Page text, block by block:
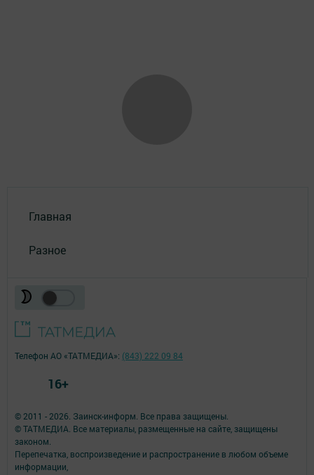
Главная
Разное
© 2011 - 2026. Заинск-информ. Все права защищены.
© ТАТМЕДИА. Все материалы, размещенные на сайте, защищены
законом.
Перепечатка, воспроизведение и распространение в любом объеме
информации,
Телефон АО «ТАТМЕДИА»: (843) 222 09 84
16+